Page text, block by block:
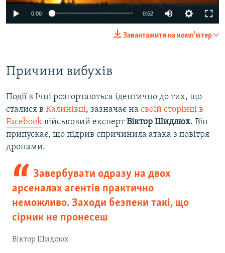
0:00 0:52
Завантажити на комп'ютер
​Причини вибухів
Події в Ічні розгортаються ідентично до тих, що
сталися в Калинівці, зазначає на своїй сторінці в
Facebook військовий експертВіктор Шидлюх. Він
припускає, що підрив спричинила атака з повітря
дронами.
Завербувати одразу на двох
арсеналах агентів практично
неможливо. Заходи безпеки такі, що
сірник не пронесеш
Віктор Шидлюх